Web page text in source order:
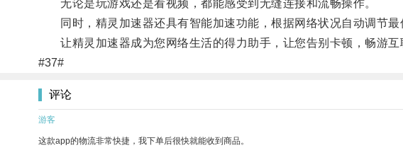
无论是玩游戏还是看视频，都能感受到无缝连接和流畅操作。
同时，精灵加速器还具有智能加速功能，根据网络状况自动调节最
让精灵加速器成为您网络生活的得力助手，让您告别卡顿，畅游互
#37#
评论
游客
这款app的物流非常快捷，我下单后很快就能收到商品。